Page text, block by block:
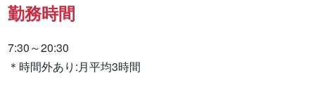
勤務時間
7:30～20:30
＊時間外あり:月平均3時間